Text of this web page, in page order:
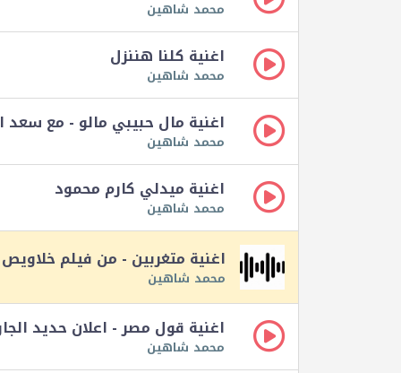
محمد شاهين
اغنية كلنا هننزل
محمد شاهين
اغنية مال حبيبي مالو - مع سعد
محمد شاهين
اغنية ميدلي كارم محمود
محمد شاهين
اغنية متغربين - من فيلم خلاويص
محمد شاهين
اغنية قول مصر - اعلان حديد
محمد شاهين